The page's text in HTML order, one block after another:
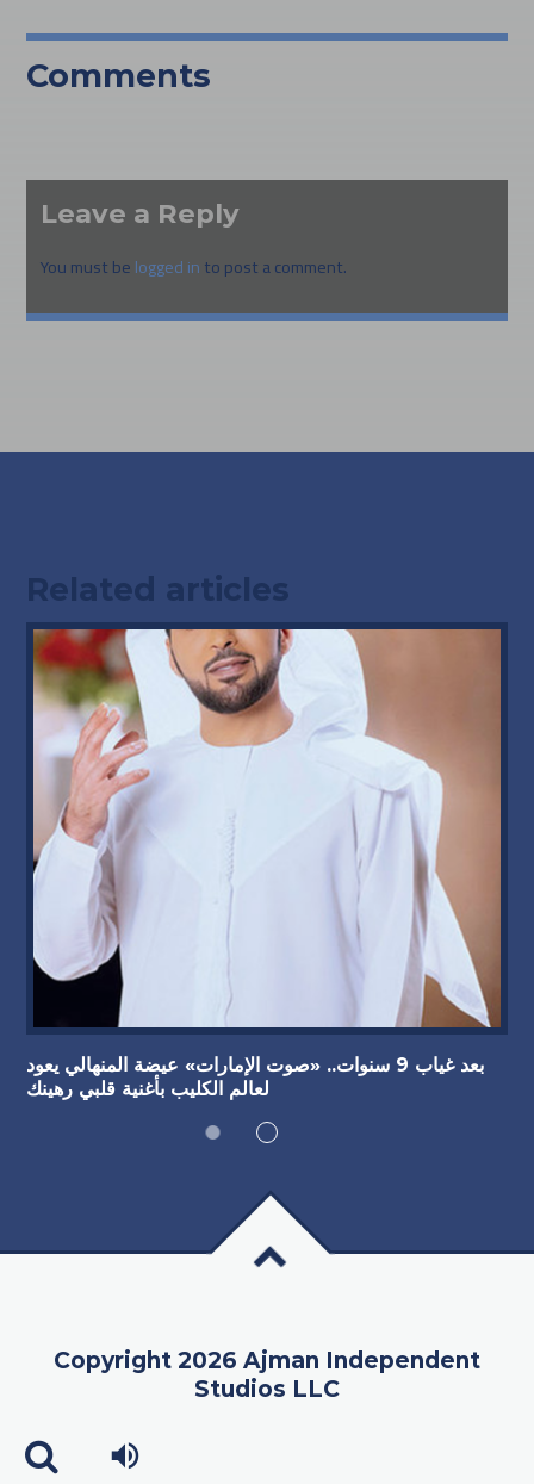
Comments
Leave a Reply
You must belogged into post a comment.
Related articles
بعد غياب 9 سنوات.. «صوت الإمارات» عيضة المنهالي يعود
لعالم الكليب بأغنية قلبي رهينك
Copyright 2026 Ajman Independent
Studios LLC